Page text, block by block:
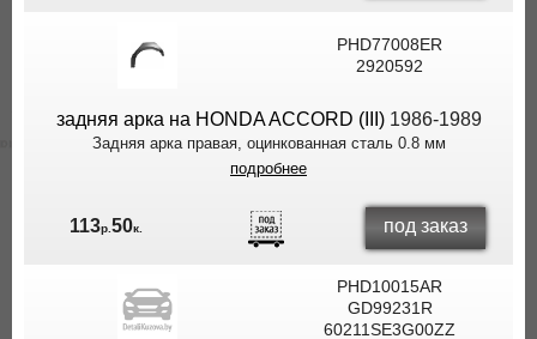
PHD77008ER
2920592
задняя арка на HONDA ACCORD (III)1986-1989
Задняя арка правая, оцинкованная сталь 0.8 мм
подробнее
113р.50к. под заказ
PHD10015AR
GD99231R
60211SE3G00ZZ